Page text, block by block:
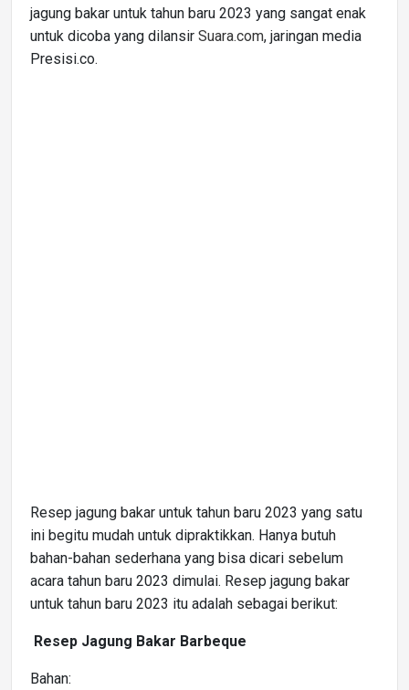
jagung bakar untuk tahun baru 2023 yang sangat enak
untuk dicoba yang dilansir Suara.com, jaringan media
Presisi.co.
Resep jagung bakar untuk tahun baru 2023 yang satu
ini begitu mudah untuk dipraktikkan. Hanya butuh
bahan-bahan sederhana yang bisa dicari sebelum
acara tahun baru 2023 dimulai. Resep jagung bakar
untuk tahun baru 2023 itu adalah sebagai berikut:
Resep Jagung Bakar Barbeque
Bahan: